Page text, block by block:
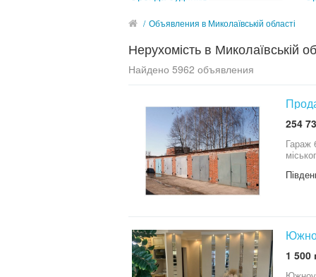
/ Объявления в Миколаївській області
Нерухомість в Миколаївській
Найдено 5962 объявления
254
Гараж
1 500